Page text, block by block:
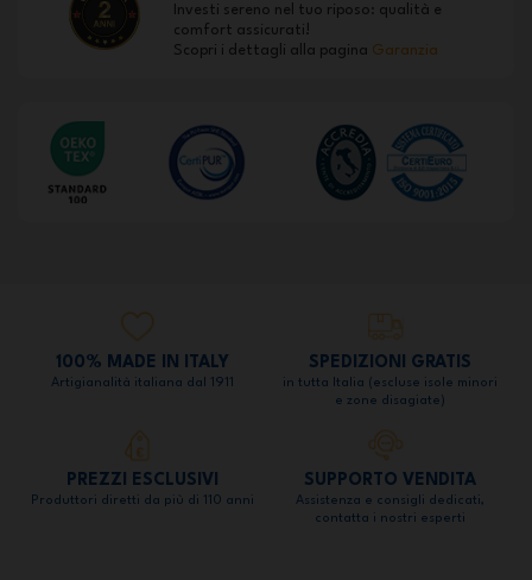
Investi sereno nel tuo riposo: qualità e
comfort assicurati!
Scopri i dettagli alla pagina Garanzia
100% MADE IN ITALY
Artigianalità italiana dal 1911
SPEDIZIONI GRATIS
in tutta Italia (escluse isole minori
e zone disagiate)
PREZZI ESCLUSIVI
Produttori diretti da più di 110 anni
SUPPORTO VENDITA
Assistenza e consigli dedicati,
contatta i nostri esperti